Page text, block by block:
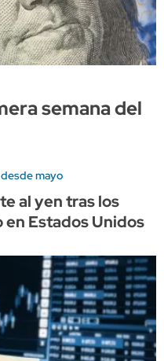
semana del
mayo
al yen tras los
Estados Unidos